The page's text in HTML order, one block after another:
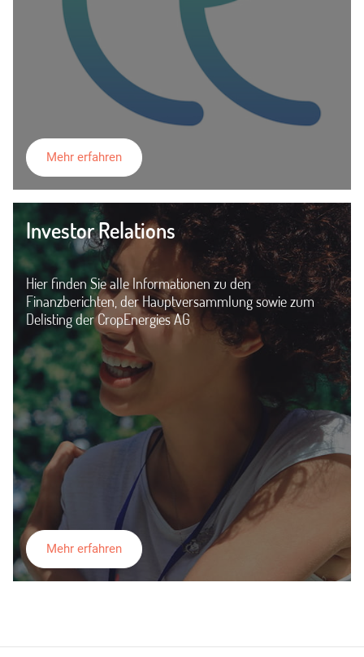
Mehr erfahren
Investor Relations
Hier finden Sie alle Informationen zu den
Finanzberichten, der Hauptversammlung sowie zum
Delisting der CropEnergies AG
Mehr erfahren